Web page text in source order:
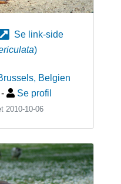
Se link-side
)
, Belgien
- Se profil
2010-10-06